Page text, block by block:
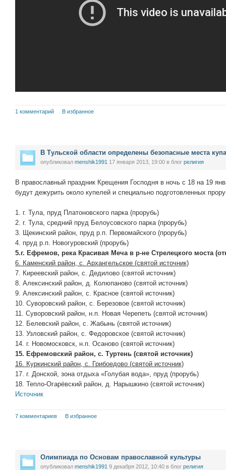
1 комментарий В избранное
В Тульской области определены безопасные места
опубликовал menshik1991 17 января 2013, 19:00 в блог религия
В православный праздник Крещения Господня в ночь с 18 на 19
будут дежурить около купелей и специально подготовленных
1. г. Тула, пруд Платоновского парка (прорубь)
2. г. Тула, средний пруд Белоусовского парка (прорубь)
3. Щекинский район, пруд р.п. Первомайского (прорубь)
4. пруд р.п. Новогуровский (прорубь)
5.г. Ефремов, река Красивая Меча в р-не Стрелецкого моста
6. Каменский район, с. Архангельское (святой источник)
7. Киреевский район, с. Дедилово (святой источник)
8. Алексинский район, д. Колюпаново (святой источник)
9. Алексинский район, с. Красное (святой источник)
10. Суворовский район, с. Березовое (святой источник)
11. Суворовский район, н.п. Новая Черепеть (святой источник)
12. Белевский район, с. Жабынь (святой источник)
13. Узловский район, с. Федоровское (святой источник)
14. г. Новомосковск, н.п. Осаново (святой источник)
15. Ефремовский район, с. Туртень (святой источник)
16. Куркинский район, с. Грибоедово (святой источник)
17. г. Донской, зона отдыха «Голубая вода», пруд (прорубь)
18. Тепло-Огарёвский район, д. Нарышкино (святой источник)
Источник
7 комментариев В избранное
Олимпиада по Основам православной культуры
опубликовал menshik1991 9 декабря 2012, 10:40 в блог религия